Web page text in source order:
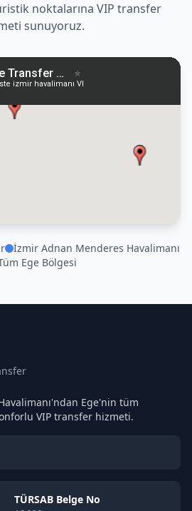
noktalarına VIP transfer
sunuyoruz.
İzmir Adnan Menderes Havalimanı
Ege Bölgesi
Ege'nin tüm
VIP transfer hizmeti.
TÜRSAB Belge No